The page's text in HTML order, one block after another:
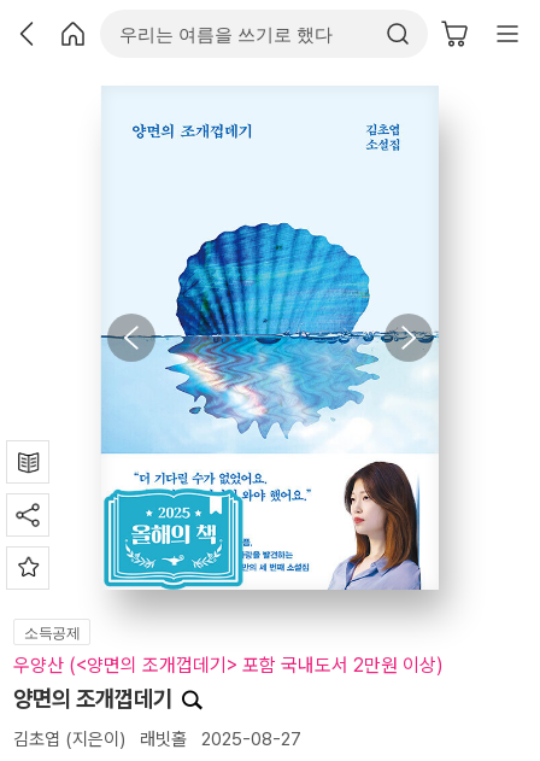
소득공제
우양산 (<양면의 조개껍데기> 포함 국내도서 2만원 이상)
양면의 조개껍데기
김초엽 (지은이) 래빗홀 2025-08-27